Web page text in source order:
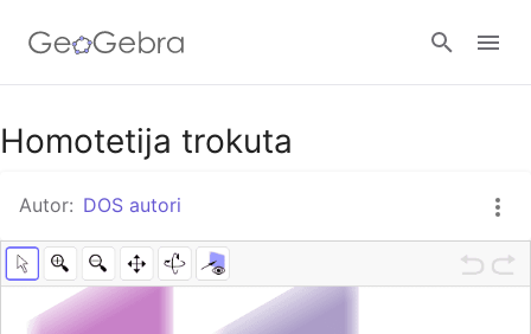
Google Classroom
GeoGebra Razred
Prijavi se
Homotetija trokuta
Autor: DOS autori